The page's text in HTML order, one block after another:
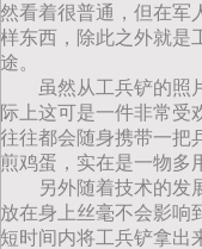
然看着很普通，但在军
样东西，除此之外就是
途。
虽然从工兵铲的照
际上这可是一件非常受
往往都会随身携带一把
煎鸡蛋，实在是一物多
另外随着技术的发
放在身上丝毫不会影响
短时间内将工兵铲拿出